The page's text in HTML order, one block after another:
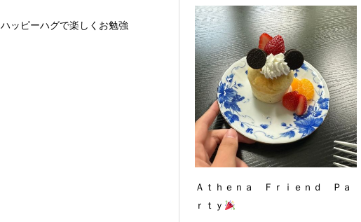
ハッピーハグで楽しくお勉強
Ａｔｈｅｎａ Ｆｒｉｅｎｄ Ｐａ
ｒｔｙ